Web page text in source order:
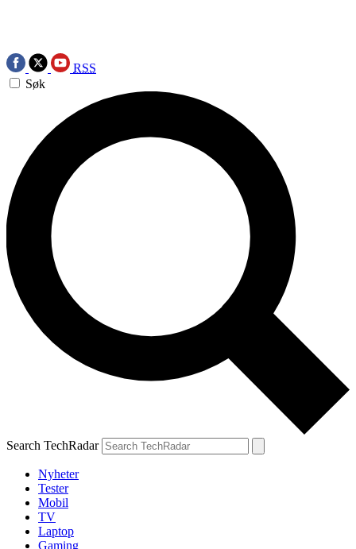
RSS
Søk
Search TechRadar
Nyheter
Tester
Mobil
TV
Laptop
Gaming